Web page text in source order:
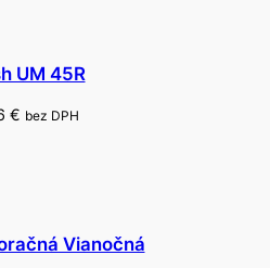
UM 45R
€ bez DPH
Vianočná